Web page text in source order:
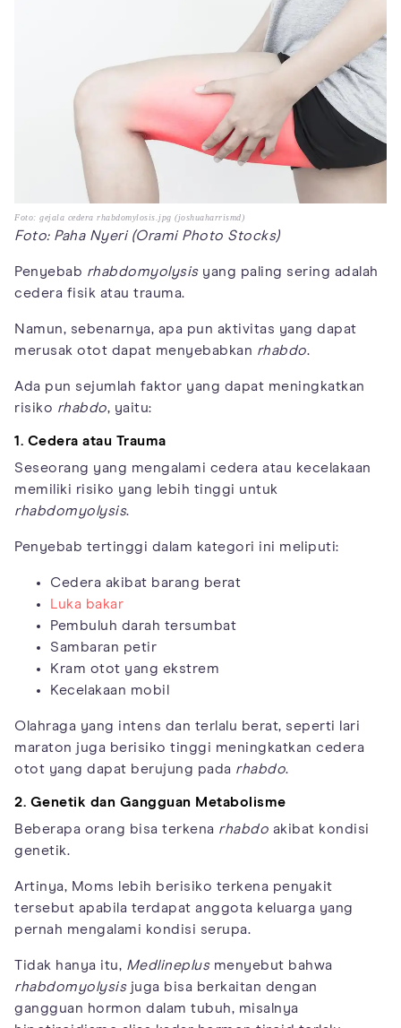
Foto: gejala cedera rhabdomylosis.jpg (joshuaharrismd)
Foto: Paha Nyeri (Orami Photo Stocks)
Penyebab rhabdomyolysisyang paling sering adalah
cedera fisik atau trauma.
Namun, sebenarnya, apa pun aktivitas yang dapat
merusak otot dapat menyebabkan rhabdo.
Ada pun sejumlah faktor yang dapat meningkatkan
risiko rhabdo, yaitu:
1. Cedera atau Trauma
Seseorang yang mengalami cedera atau kecelakaan
memiliki risiko yang lebih tinggi untuk
rhabdomyolysis.
Penyebab tertinggi dalam kategori ini meliputi:
Cedera akibat barang berat
Luka bakar
Pembuluh darah tersumbat
Sambaran petir
Kram otot yang ekstrem
Kecelakaan mobil
Olahraga yang intens dan terlalu berat, seperti lari
maraton juga berisiko tinggi meningkatkan cedera
otot yang dapat berujung pada rhabdo.
2. Genetik dan Gangguan Metabolisme
Beberapa orang bisa terkena rhabdo akibat kondisi
genetik.
Artinya, Moms lebih berisiko terkena penyakit
tersebut apabila terdapat anggota keluarga yang
pernah mengalami kondisi serupa.
Tidak hanya itu, Medlineplusmenyebut bahwa
rhabdomyolysisjuga bisa berkaitan dengan
gangguan hormon dalam tubuh, misalnya